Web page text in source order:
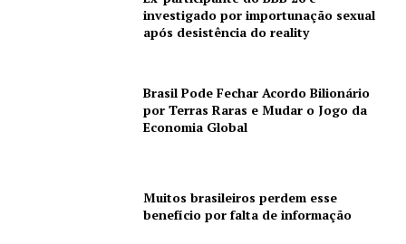
investigado por importunação sexual
após desistência do reality
Brasil Pode Fechar Acordo Bilionário
por Terras Raras e Mudar o Jogo da
Economia Global
Muitos brasileiros perdem esse
benefício por falta de informação